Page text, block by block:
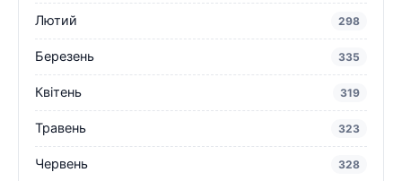
Лютий 298
Березень 335
Квітень 319
Травень 323
Червень 328